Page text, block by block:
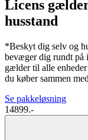
Licens
husstand
*Beskyt dig selv og
bevæger dig rundt på
gælder til alle
du køber sammen
Se pakkeløsning
14899.-